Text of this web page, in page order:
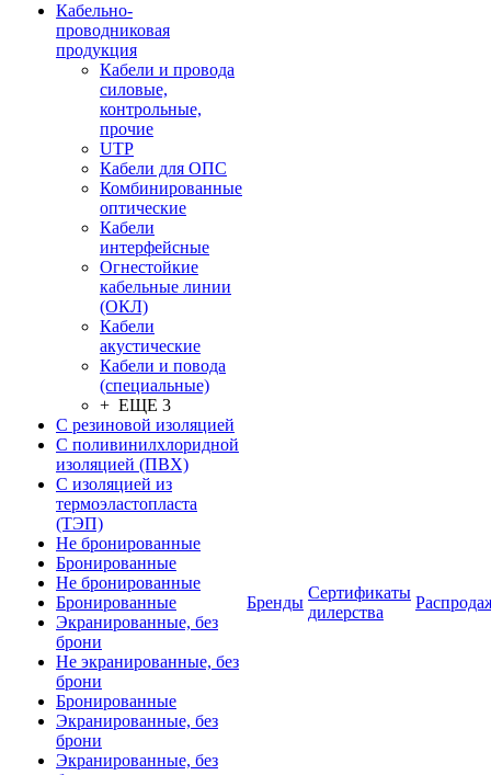
Кабельно-
проводниковая
продукция
Кабели и провода
силовые,
контрольные,
прочие
UTP
Кабели для ОПС
Комбинированные
оптические
Кабели
интерфейсные
Огнестойкие
кабельные линии
(ОКЛ)
Кабели
акустические
Кабели и повода
(специальные)
+ ЕЩЕ 3
С резиновой изоляцией
С поливинилхлоридной
изоляцией (ПВХ)
С изоляцией из
термоэластопласта
(ТЭП)
Не бронированные
Бронированные
Не бронированные
Бронированные
Экранированные, без
брони
Не экранированные, без
брони
Бронированные
Экранированные, без
брони
Экранированные, без
Бренды
Сертификаты
дилерства